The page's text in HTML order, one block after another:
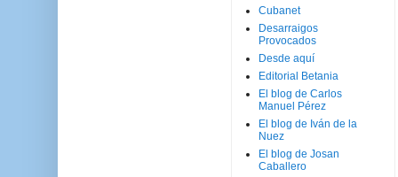
Cubanet
Desarraigos
Provocados
Desde aquí
Editorial Betania
El blog de Carlos
Manuel Pérez
El blog de Iván de la
Nuez
El blog de Josan
Caballero